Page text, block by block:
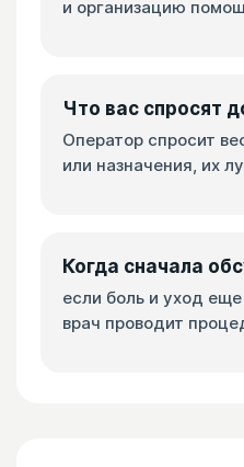
и организацию
Что вас спросят
Оператор спросит
или назначения, их
Когда сначала
если боль и уход
врач проводит